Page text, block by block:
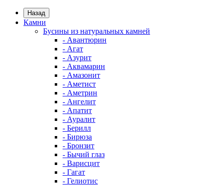
Назад
Камни
Бусины из натуральных камней
- Авантюрин
- Агат
- Азурит
- Аквамарин
- Амазонит
- Аметист
- Аметрин
- Ангелит
- Апатит
- Ауралит
- Берилл
- Бирюза
- Бронзит
- Бычий глаз
- Варисцит
- Гагат
- Гелиотис